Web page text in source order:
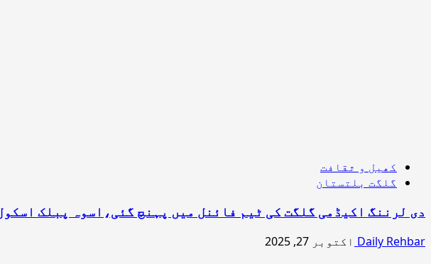
کھیل و ثقافت
گلگت بلتستان
دی لرننگ اکیڈمی گلگت کی ٹیم فائنل میں پہنچ گئی،اسوہ پبلک
Daily Rehbar اکتوبر 27, 2025